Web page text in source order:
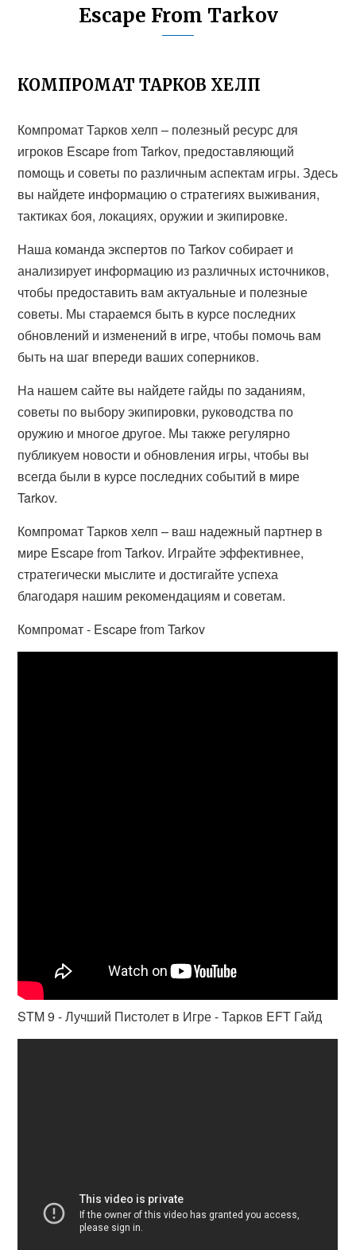
Escape From Tarkov
КОМПРОМАТ ТАРКОВ ХЕЛП
Компромат Тарков хелп – полезный ресурс для
игроков Escape from Tarkov, предоставляющий
помощь и советы по различным аспектам игры. Здесь
вы найдете информацию о стратегиях выживания,
тактиках боя, локациях, оружии и экипировке.
Наша команда экспертов по Tarkov собирает и
анализирует информацию из различных источников,
чтобы предоставить вам актуальные и полезные
советы. Мы стараемся быть в курсе последних
обновлений и изменений в игре, чтобы помочь вам
быть на шаг впереди ваших соперников.
На нашем сайте вы найдете гайды по заданиям,
советы по выбору экипировки, руководства по
оружию и многое другое. Мы также регулярно
публикуем новости и обновления игры, чтобы вы
всегда были в курсе последних событий в мире
Tarkov.
Компромат Тарков хелп – ваш надежный партнер в
мире Escape from Tarkov. Играйте эффективнее,
стратегически мыслите и достигайте успеха
благодаря нашим рекомендациям и советам.
Компромат - Escape from Tarkov
STM 9 - Лучший Пистолет в Игре - Тарков EFT Гайд